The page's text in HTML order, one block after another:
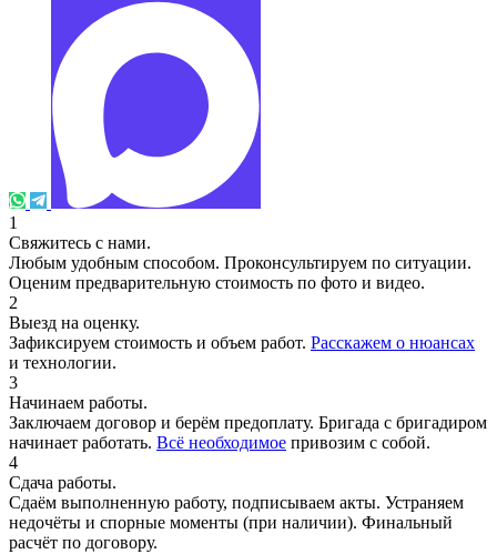
1
Свяжитесь с нами.
Любым удобным способом. Проконсультируем по ситуации.
Оценим предварительную стоимость по фото и видео.
2
Выезд на оценку.
Зафиксируем стоимость и объем работ. Расскажем о нюансах
и технологии.
3
Начинаем работы.
Заключаем договор и берём предоплату. Бригада с бригадиром
начинает работать. Всё необходимое привозим с собой.
4
Сдача работы.
Сдаём выполненную работу, подписываем акты. Устраняем
недочёты и спорные моменты (при наличии). Финальный
расчёт по договору.